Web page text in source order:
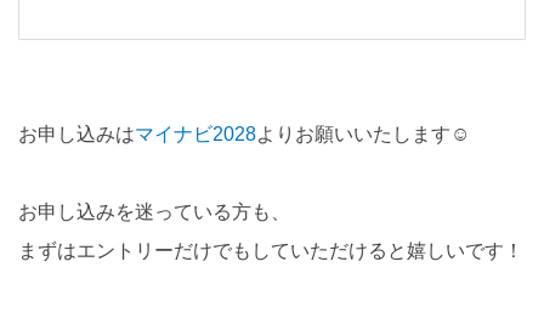
お申し込みはマイナビ2028よりお願いいたします☺
お申し込みを迷っている方も、
まずはエントリーだけでもしていただけると嬉しいです！